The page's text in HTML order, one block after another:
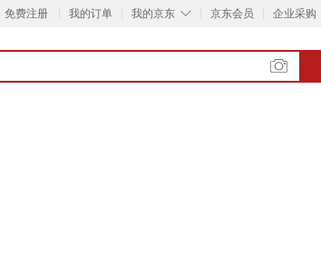
免费注册 我的订单 ◇
我的京东 京东会员 企业采购